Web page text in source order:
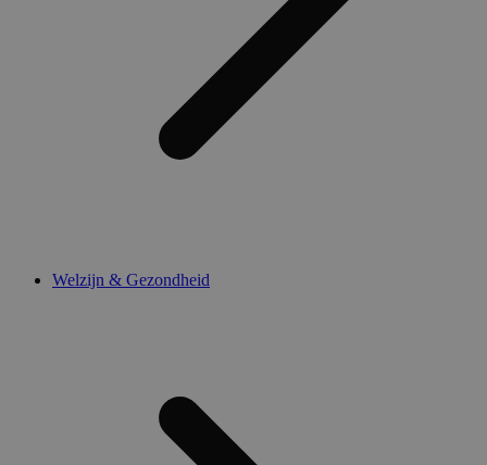
Welzijn & Gezondheid